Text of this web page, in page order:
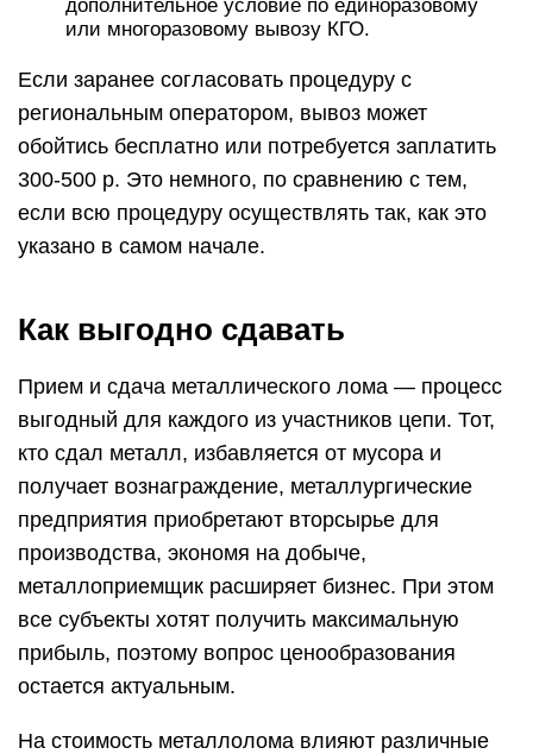
дополнительное условие по единоразовому
или многоразовому вывозу КГО.
Если заранее согласовать процедуру с
региональным оператором, вывоз может
обойтись бесплатно или потребуется заплатить
300-500 р. Это немного, по сравнению с тем,
если всю процедуру осуществлять так, как это
указано в самом начале.
Как выгодно сдавать
Прием и сдача металлического лома — процесс
выгодный для каждого из участников цепи. Тот,
кто сдал металл, избавляется от мусора и
получает вознаграждение, металлургические
предприятия приобретают вторсырье для
производства, экономя на добыче,
металлоприемщик расширяет бизнес. При этом
все субъекты хотят получить максимальную
прибыль, поэтому вопрос ценообразования
остается актуальным.
На стоимость металлолома влияют различные